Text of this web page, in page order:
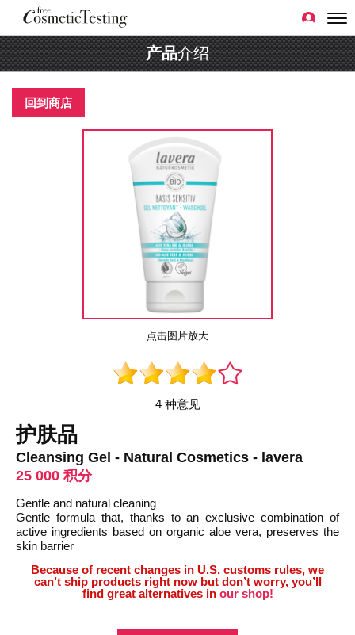
产品介绍
回到商店
点击图片放大
4 种意见
护肤品
Cleansing Gel - Natural Cosmetics - lavera
25 000 积分
Gentle and natural cleaning
Gentle formula that, thanks to an exclusive combination of
active ingredients based on organic aloe vera, preserves the
skin barrier
Because of recent changes in U.S. customs rules, we
can’t ship products right now but don’t worry, you’ll
find great alternatives in our shop!